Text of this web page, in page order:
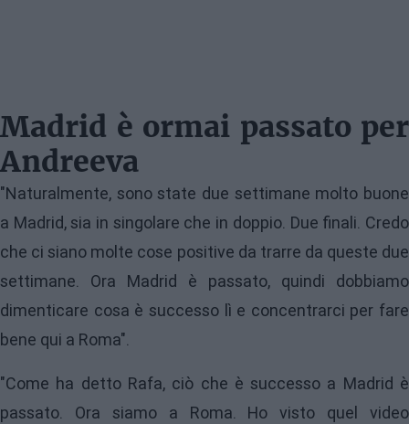
Madrid è ormai passato per
Andreeva
"Naturalmente, sono state due settimane molto buone
a Madrid, sia in singolare che in doppio. Due finali. Credo
che ci siano molte cose positive da trarre da queste due
settimane. Ora Madrid è passato, quindi dobbiamo
dimenticare cosa è successo lì e concentrarci per fare
bene qui a Roma".
"Come ha detto Rafa, ciò che è successo a Madrid è
passato. Ora siamo a Roma. Ho visto quel video